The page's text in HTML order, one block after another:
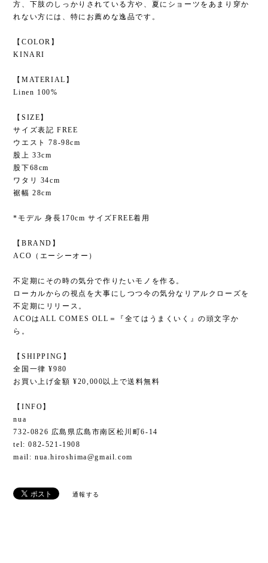
方、下肢のしっかりされている方や、夏にショーツをあまり穿か
れない方には、特にお薦めな逸品です。
【COLOR】
KINARI
【MATERIAL】
Linen 100%
【SIZE】
サイズ表記 FREE
ウエスト 78-98cm
股上 33cm
股下68cm
ワタリ 34cm
裾幅 28cm
*モデル 身長170cm サイズFREE着用
【BRAND】
ACO（エーシーオー）
不定期にその時の気分で作りたいモノを作る。
ローカルからの視点を大事にしつつ今の気分なリアルクローズを
不定期にリリース。
ACOはALL COMES OLL＝『全てはうまくいく』の頭文字か
ら。
【SHIPPING】
全国一律 ¥980
お買い上げ金額 ¥20,000以上で送料無料
【INFO】
nua
732-0826 広島県広島市南区松川町6-14
tel: 082-521-1908
mail: nua.hiroshima@gmail.com
通報する